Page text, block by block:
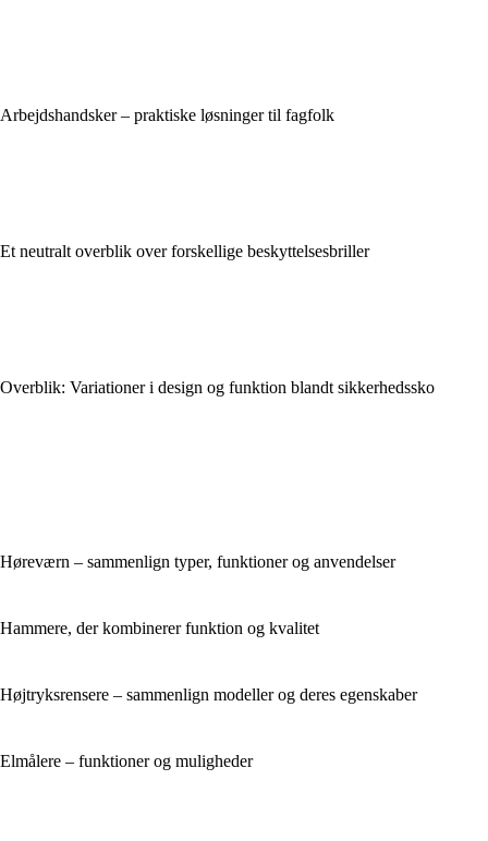
Arbejdshandsker – praktiske løsninger til fagfolk
Et neutralt overblik over forskellige beskyttelsesbriller
Overblik: Variationer i design og funktion blandt sikkerhedssko
Høreværn – sammenlign typer, funktioner og anvendelser
Hammere, der kombinerer funktion og kvalitet
Højtryksrensere – sammenlign modeller og deres egenskaber
Elmålere – funktioner og muligheder